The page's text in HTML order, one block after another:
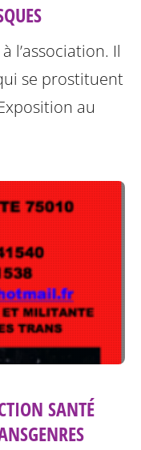
l’association. Il
se prostituent
au
SANTÉ